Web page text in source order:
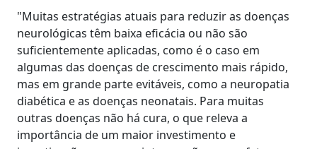
"Muitas estratégias atuais para reduzir as doenças
neurológicas têm baixa eficácia ou não são
suficientemente aplicadas, como é o caso em
algumas das doenças de crescimento mais rápido,
mas em grande parte evitáveis, como a neuropatia
diabética e as doenças neonatais. Para muitas
outras doenças não há cura, o que releva a
importância de um maior investimento e